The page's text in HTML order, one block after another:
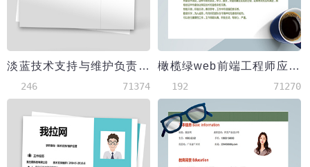
淡蓝技术支持与维护负责人简历
246 71374
橄榄绿web前端工程师应届生简历
192 71270